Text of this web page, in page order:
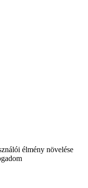
élmény növelése